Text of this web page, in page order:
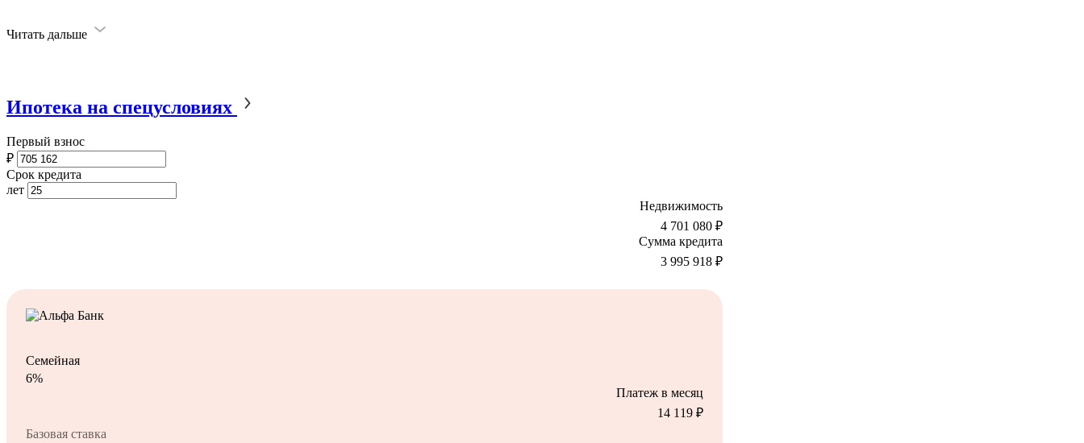
Читать дальше
Ипотека на спецусловиях
Первый взнос
₽
Срок кредита
лет
Недвижимость
4 701 080 ₽
Сумма кредита
3 995 918 ₽
Семейная
6%
Платеж в месяц
14 119 ₽
Базовая ставка